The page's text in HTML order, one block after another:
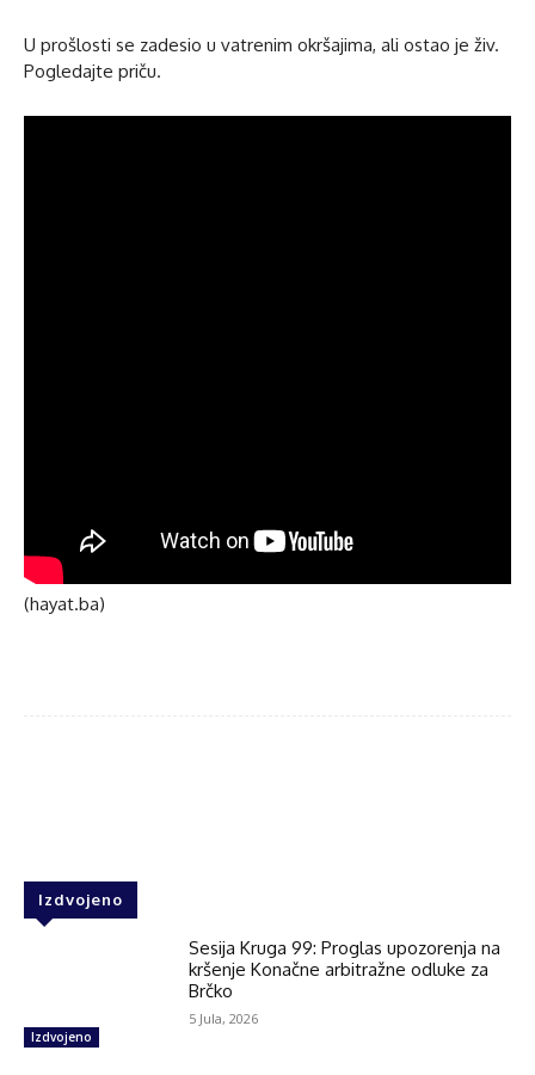
U prošlosti se zadesio u vatrenim okršajima, ali ostao je živ.
Pogledajte priču.
(hayat.ba)
Izdvojeno
Izdvojeno
Sesija Kruga 99: Proglas upozorenja na
kršenje Konačne arbitražne odluke za
Brčko
5 Jula, 2026